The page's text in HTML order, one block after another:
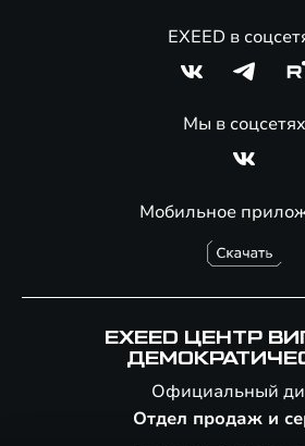
Мобильное
EXEED в
Мы в соцсетях
EXEED ЦЕНТР
Официальный
Отдел продаж и